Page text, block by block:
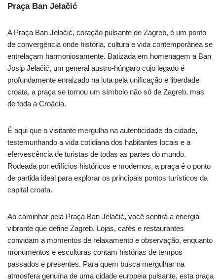
Praça Ban Jelačić
A Praça Ban Jelačić, coração pulsante de Zagreb, é um ponto
de convergência onde história, cultura e vida contemporânea se
entrelaçam harmoniosamente. Batizada em homenagem a Ban
Josip Jelačić, um general austro-húngaro cujo legado é
profundamente enraizado na luta pela unificação e liberdade
croata, a praça se tornou um símbolo não só de Zagreb, mas
de toda a Croácia.
É aqui que o visitante mergulha na autenticidade da cidade,
testemunhando a vida cotidiana dos habitantes locais e a
efervescência de turistas de todas as partes do mundo.
Rodeada por edifícios históricos e modernos, a praça é o ponto
de partida ideal para explorar os principais pontos turísticos da
capital croata.
Ao caminhar pela Praça Ban Jelačić, você sentirá a energia
vibrante que define Zagreb. Lojas, cafés e restaurantes
convidam a momentos de relaxamento e observação, enquanto
monumentos e esculturas contam histórias de tempos
passados e presentes. Para quem busca mergulhar na
atmosfera genuína de uma cidade europeia pulsante, esta praça